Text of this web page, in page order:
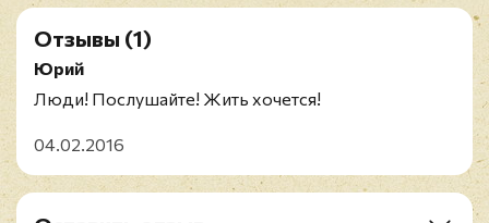
A2. Regreso Al Amor
A3. Tristeza, Separacion
A4. Los Suenos
A5. Tristeza, Separacion
A6. Los Suenos
A7. Sur
B2. Garua
Отзывы (1)
Юрий
Люди! Послушайте! Жить хочется!
04.02.2016